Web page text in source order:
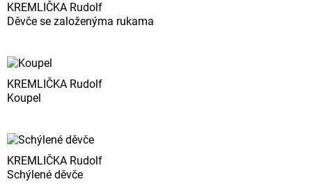
KREMLIČKA Rudolf
Děvče se založenýma rukama
KREMLIČKA Rudolf
Koupel
KREMLIČKA Rudolf
Schýlené děvče